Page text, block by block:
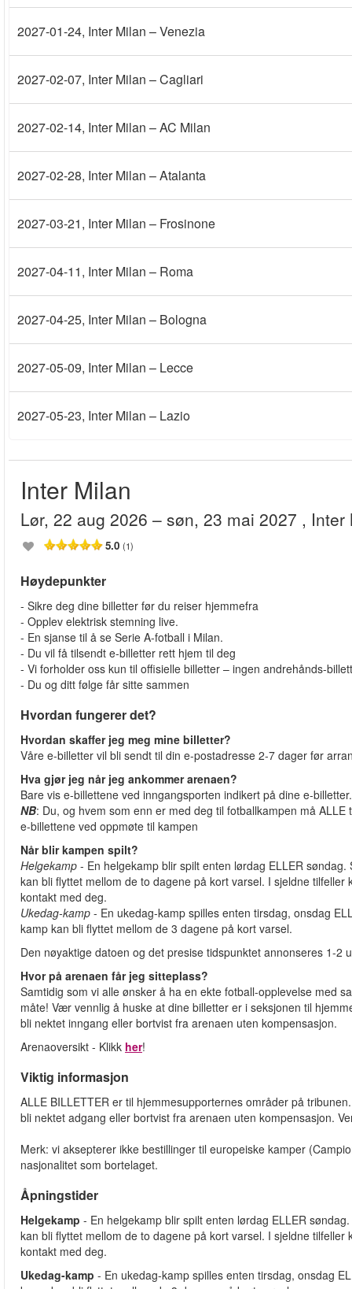
2027-01-24, Inter Milan – Venezia
2027-02-07, Inter Milan – Cagliari
2027-02-14, Inter Milan – AC Milan
2027-02-28, Inter Milan – Atalanta
2027-03-21, Inter Milan – Frosinone
2027-04-11, Inter Milan – Roma
2027-04-25, Inter Milan – Bologna
2027-05-09, Inter Milan – Lecce
2027-05-23, Inter Milan – Lazio
Inter Milan
lør, 22 aug 2026 – søn, 23 mai 2027 ,
5.0 (1)
Høydepunkter
- Sikre deg dine billetter før du reiser hjemmefra
- Opplev elektrisk stemning live.
- En sjanse til å se Serie A-fotball i Milan.
- Du vil få tilsendt e-billetter rett hjem til deg
- Vi forholder oss kun til offisielle billetter – ingen andrehånds-
- Du og ditt følge får sitte sammen
Hvordan fungerer det?
Hvordan skaffer jeg meg mine billetter?
Våre e-billetter vil bli sendt til din e-postadresse 2-7 dager før
Hva gjør jeg når jeg ankommer arenaen?
Bare vis e-billettene ved inngangsporten indikert på dine e-
NB: Du, og hvem som enn er med deg til fotballkampen må
e-billettene ved oppmøte til kampen
Når blir kampen spilt?
Helgekamp - En helgekamp blir spilt enten lørdag ELLER
kan bli flyttet mellom de to dagene på kort varsel. I sjeldne
kontakt med deg.
Ukedag-kamp - En ukedag-kamp spilles enten tirsdag, onsdag
kamp kan bli flyttet mellom de 3 dagene på kort varsel.
Den nøyaktige datoen og det presise tidspunktet annonseres 1-
Hvor på arenaen får jeg sitteplass?
Samtidig som vi alle ønsker å ha en ekte fotball-opplevelse med
måte! Vær vennlig å huske at dine billetter er i seksjonen til
bli nektet inngang eller bortvist fra arenaen uten kompensasjon.
Arenaoversikt - Klikk her!
Viktig informasjon
ALLE BILLETTER er til hjemmesupporternes områder på
bli nektet adgang eller bortvist fra arenaen uten kompensasjon.
Merk: vi aksepterer ikke bestillinger til europeiske kamper
nasjonalitet som bortelaget.
Åpningstider
Helgekamp - En helgekamp blir spilt enten lørdag ELLER
kan bli flyttet mellom de to dagene på kort varsel. I sjeldne
kontakt med deg.
Ukedag-kamp - En ukedag-kamp spilles enten tirsdag, onsdag